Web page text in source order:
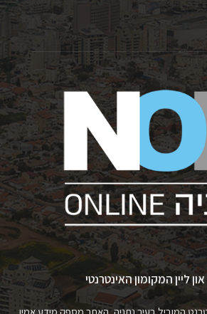
ליין המקומון האינטרנטי
המוביל בעיר נתניה, האתר מספק מידע אמין,